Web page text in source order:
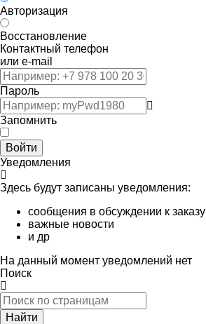
Авторизация
Восстановление
Контактный телефон
или e-mail
Пароль
Запомнить
Войти
Уведомления
Здесь будут записаны уведомления:
сообщения в обсуждении к заказу
важные новости
и др
На данный момент уведомлений нет
Поиск
Найти